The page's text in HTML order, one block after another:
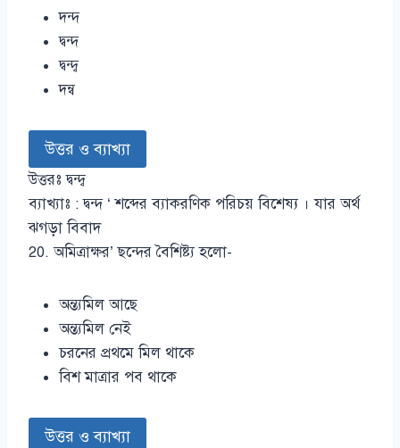
দন্দ
দ্বন্দ
দ্বন্দ্ব
দন্ব
উত্তর ও ব্যাখ্যা
উত্তরঃ দ্বন্দ্ব
ব্যাখ্যাঃ : দ্বন্দ ‘ শব্দের ব্যাকরণিক পরিচয় বিশেষ্য । যার অর্থ
ঝগড়া বিবাদ
20. অমিত্রাক্ষর’ ছন্দের বৈশিষ্ট্য হলো-
অন্ত্যমিল আছে
অন্ত্যমিল নেই
চরনের প্রথমে মিল থাকে
বিশ মাত্রার পব থাকে
উত্তর ও ব্যাখ্যা